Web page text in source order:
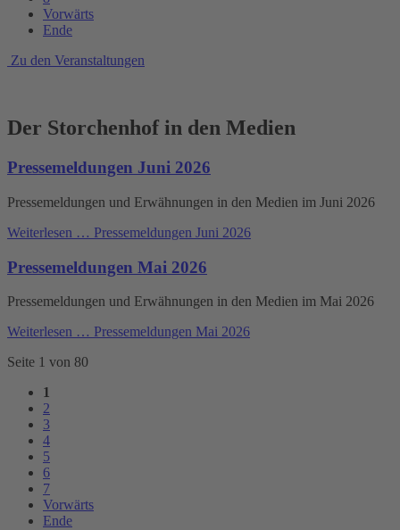
Vorwärts
Ende
Zu den Veranstaltungen
Der Storchenhof in den Medien
Pressemeldungen Juni 2026
Pressemeldungen und Erwähnungen in den Medien im Juni 2026
Weiterlesen … Pressemeldungen Juni 2026
Pressemeldungen Mai 2026
Pressemeldungen und Erwähnungen in den Medien im Mai 2026
Weiterlesen … Pressemeldungen Mai 2026
Seite 1 von 80
1
2
3
4
5
6
7
Vorwärts
Ende